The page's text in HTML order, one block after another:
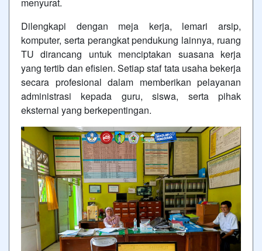
Dilengkapi dengan meja kerja, lemari arsip,
komputer, serta perangkat pendukung lainnya, ruang
TU dirancang untuk menciptakan suasana kerja
yang tertib dan efisien. Setiap staf tata usaha bekerja
secara profesional dalam memberikan pelayanan
administrasi kepada guru, siswa, serta pihak
eksternal yang berkepentingan.